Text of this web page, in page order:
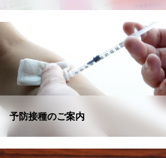
予防接種のご案内